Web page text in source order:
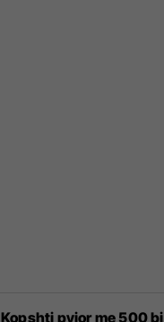
Kopshti pyjor me 500